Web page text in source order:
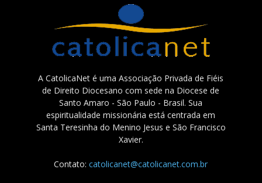
A CatolicaNet é uma Associação Privada de Fiéis
de Direito Diocesano com sede na Diocese de
Santo Amaro - São Paulo - Brasil. Sua
espiritualidade missionária está centrada em
Santa Teresinha do Menino Jesus e São Francisco
Xavier.
Contato:catolicanet@catolicanet.com.br